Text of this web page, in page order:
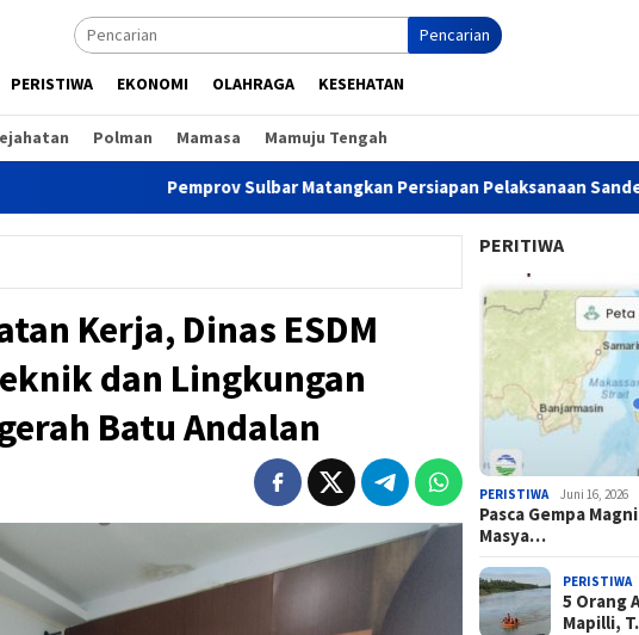
Pencarian
PERISTIWA EKONOMI OLAHRAGA KESEHATAN
Polman Mamasa Mamuju Tengah
Pemprov Sulbar Matangkan Persiapan Pelaksanaan Sandeq Silumba
Kerja, Dinas ESDM
dan Lingkungan
Batu Andalan
PERITIWA
PERISTIWA Juni 16, 2026
Pasca Gempa
Masya…
PERISTIWA
5 Orang
Mapilli,